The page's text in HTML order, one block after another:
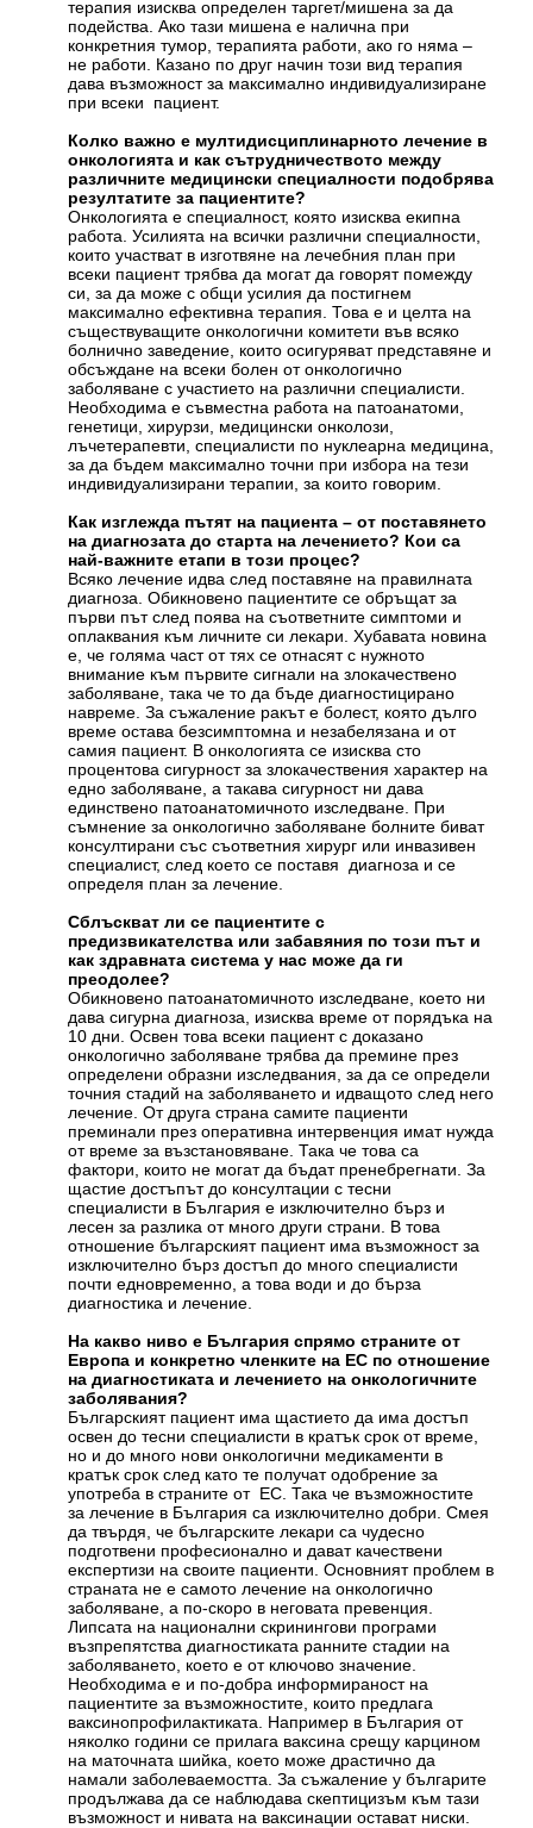
терапия изисква определен таргет/мишена за да
подейства. Ако тази мишена е налична при
конкретния тумор, терапията работи, ако го няма –
не работи. Казано по друг начин този вид терапия
дава възможност за максимално индивидуализиране
при всеки пациент.
Колко важно е мултидисциплинарното лечение в
онкологията и как сътрудничеството между
различните медицински специалности подобрява
резултатите за пациентите?
Онкологията е специалност, която изисква екипна
работа. Усилията на всички различни специалности,
които участват в изготвяне на лечебния план при
всеки пациент трябва да могат да говорят помежду
си, за да може с общи усилия да постигнем
максимално ефективна терапия. Това е и целта на
съществуващите онкологични комитети във всяко
болнично заведение, които осигуряват представяне и
обсъждане на всеки болен от онкологично
заболяване с участието на различни специалисти.
Необходима е съвместна работа на патоанатоми,
генетици, хирурзи, медицински онколози,
лъчетерапевти, специалисти по нуклеарна медицина,
за да бъдем максимално точни при избора на тези
индивидуализирани терапии, за които говорим.
Как изглежда пътят на пациента – от поставянето
на диагнозата до старта на лечението? Кои са
най-важните етапи в този процес?
Всяко лечение идва след поставяне на правилната
диагноза. Обикновено пациентите се обръщат за
първи път след поява на съответните симптоми и
оплаквания към личните си лекари. Хубавата новина
е, че голяма част от тях се отнасят с нужното
внимание към първите сигнали на злокачествено
заболяване, така че то да бъде диагностицирано
навреме. За съжаление ракът е болест, която дълго
време остава безсимптомна и незабелязана и от
самия пациент. В онкологията се изисква сто
процентова сигурност за злокачествения характер на
едно заболяване, а такава сигурност ни дава
единствено патоанатомичното изследване. При
съмнение за онкологично заболяване болните биват
консултирани със съответния хирург или инвазивен
специалист, след което се поставя диагноза и се
определя план за лечение.
Сблъскват ли се пациентите с
предизвикателства или забавяния по този път и
как здравната система у нас може да ги
преодолее?
Обикновено патоанатомичното изследване, което ни
дава сигурна диагноза, изисква време от порядъка на
10 дни. Освен това всеки пациент с доказано
онкологично заболяване трябва да премине през
определени образни изследвания, за да се определи
точния стадий на заболяването и идващото след него
лечение. От друга страна самите пациенти
преминали през оперативна интервенция имат нужда
от време за възстановяване. Така че това са
фактори, които не могат да бъдат пренебрегнати. За
щастие достъпът до консултации с тесни
специалисти в България е изключително бърз и
лесен за разлика от много други страни. В това
отношение българският пациент има възможност за
изключително бърз достъп до много специалисти
почти едновременно, а това води и до бърза
диагностика и лечение.
На какво ниво е България спрямо страните от
Европа и конкретно членките на ЕС по отношение
на диагностиката и лечението на онкологичните
заболявания?
Българският пациент има щастието да има достъп
освен до тесни специалисти в кратък срок от време,
но и до много нови онкологични медикаменти в
кратък срок след като те получат одобрение за
употреба в страните от ЕС. Така че възможностите
за лечение в България са изключително добри. Смея
да твърдя, че българските лекари са чудесно
подготвени професионално и дават качествени
експертизи на своите пациенти. Основният проблем в
страната не е самото лечение на онкологично
заболяване, а по-скоро в неговата превенция.
Липсата на национални скринингови програми
възпрепятства диагностиката ранните стадии на
заболяването, което е от ключово значение.
Необходима е и по-добра информираност на
пациентите за възможностите, които предлага
ваксинопрофилактиката. Например в България от
няколко години се прилага ваксина срещу карцином
на маточната шийка, което може драстично да
намали заболеваемостта. За съжаление у българите
продължава да се наблюдава скептицизъм към тази
възможност и нивата на ваксинации остават ниски.